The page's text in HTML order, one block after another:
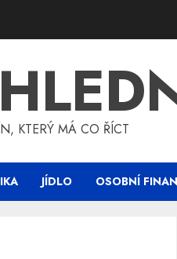
KTERÝ MÁ CO ŘÍCT
JÍDLO OSOBNÍ